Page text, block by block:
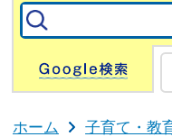
ホーム 子育て・教